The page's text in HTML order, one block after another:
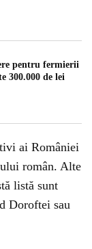
pentru fermierii
300.000 de lei
ai României
român. Alte
listă sunt
Doroftei sau